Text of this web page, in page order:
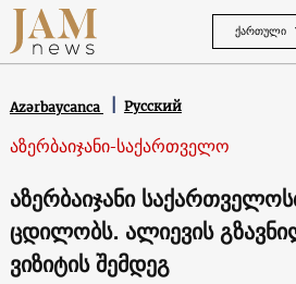
ᲥᲐᲠᲗᲣᲚᲘ
Azərbaycanca Русский
აზერბაიჯანი-საქართველო
აზერბაიჯანი
ცდილობს. ალიევის
ვიზიტის შემდეგ